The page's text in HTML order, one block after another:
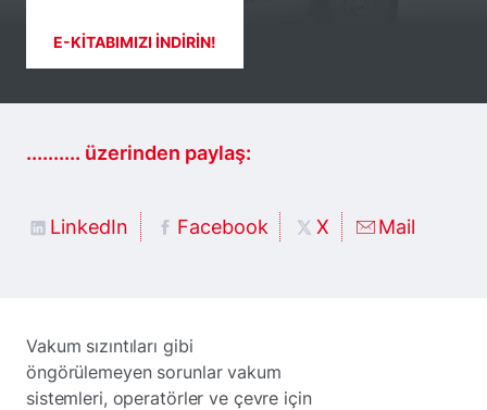
E-KITABIMIZI INDIRIN!
.......... üzerinden paylaş:
LinkedIn Facebook X Mail
Vakum sızıntıları gibi
öngörülemeyen sorunlar vakum
sistemleri, operatörler ve çevre için